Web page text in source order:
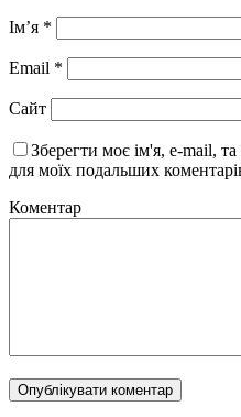
Ім’я *
Email *
Сайт
Зберегти моє ім'я, e-mail,
для моїх подальших
Коментар